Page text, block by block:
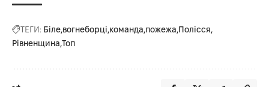
ТЕГИ: Біле вогнеборці команда пожежа Полісся
Рівненщина Топ